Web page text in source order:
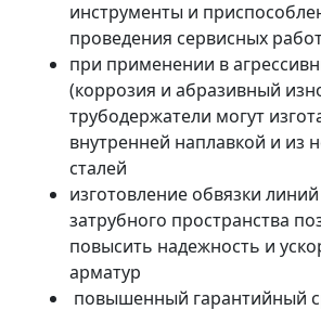
инструменты и
проведения сервисных
при применении в
(коррозия и абразивный
трубодержатели могут
внутренней наплавкой и из
сталей
изготовление обвязки
затрубного пространства
повысить надежность и
арматур
повышенный гарантийный